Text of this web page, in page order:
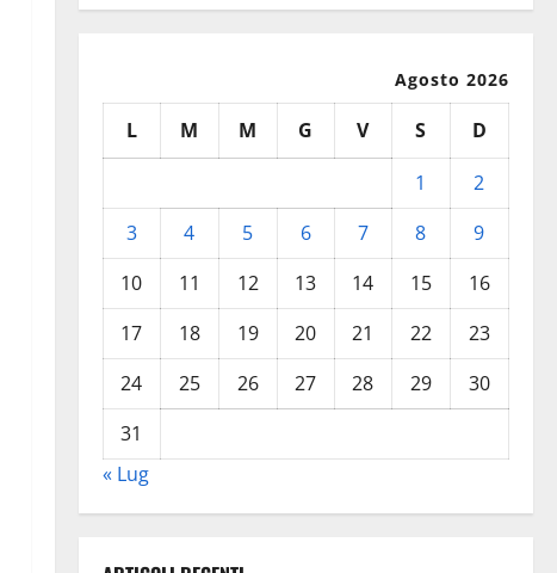
Agosto 2026
L M M G V S
D
1
2
3
4 5 6 7 8
9
10
11 12 13 14 15
16
17
18 19 20 21 22
23
24
25 26 27 28 29
30
31
« Lug